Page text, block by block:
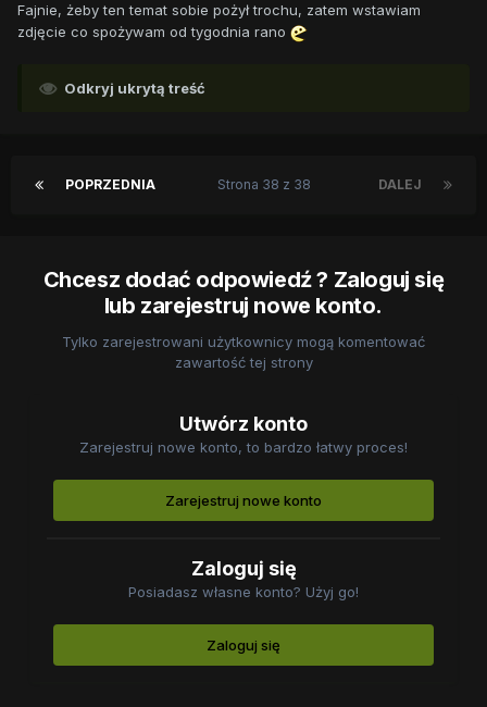
Fajnie, żeby ten temat sobie pożył trochu, zatem wstawiam
zdjęcie co spożywam od tygodnia rano
Odkryj ukrytą treść
POPRZEDNIA DALEJ
Strona 38 z 38
Chcesz dodać odpowiedź ? Zaloguj się
lub zarejestruj nowe konto.
Tylko zarejestrowani użytkownicy mogą komentować
zawartość tej strony
Utwórz konto
Zarejestruj nowe konto, to bardzo łatwy proces!
Zarejestruj nowe konto
Zaloguj się
Posiadasz własne konto? Użyj go!
Zaloguj się